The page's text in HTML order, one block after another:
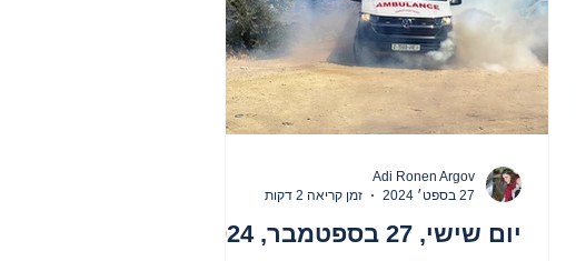
יום שישי, 27 בספטמבר, 2024
Adi Ronen Argov
27 בספט׳ 2024
זמן קריאה 2 דקות